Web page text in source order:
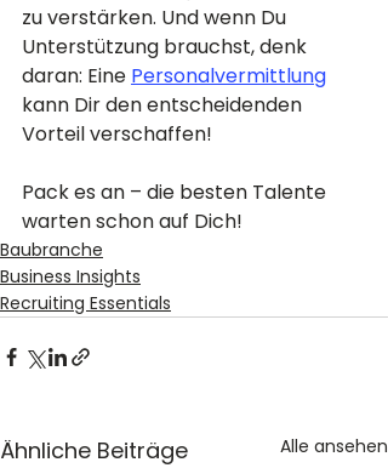
zu verstärken. Und wenn Du
Unterstützung brauchst, denk
daran: Eine Personalvermittlung
kann Dir den entscheidenden
Vorteil verschaffen!
Pack es an – die besten Talente
warten schon auf Dich!
Baubranche
Business Insights
Recruiting Essentials
Ähnliche Beiträge Alle ansehen